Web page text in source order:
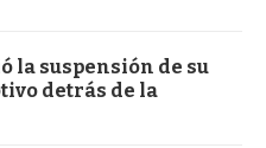
la suspensión de su
detrás de la